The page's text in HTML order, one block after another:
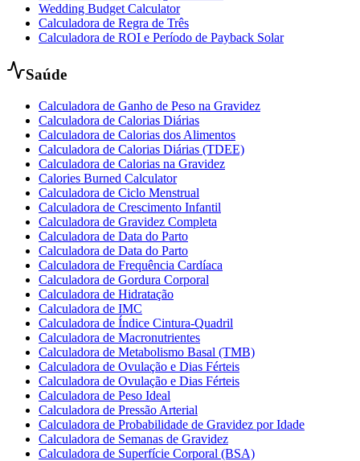
Wedding Budget Calculator
Calculadora de Regra de Três
Calculadora de ROI e Período de Payback Solar
Saúde
Calculadora de Ganho de Peso na Gravidez
Calculadora de Calorias Diárias
Calculadora de Calorias dos Alimentos
Calculadora de Calorias Diárias (TDEE)
Calculadora de Calorias na Gravidez
Calories Burned Calculator
Calculadora de Ciclo Menstrual
Calculadora de Crescimento Infantil
Calculadora de Gravidez Completa
Calculadora de Data do Parto
Calculadora de Data do Parto
Calculadora de Frequência Cardíaca
Calculadora de Gordura Corporal
Calculadora de Hidratação
Calculadora de IMC
Calculadora de Índice Cintura-Quadril
Calculadora de Macronutrientes
Calculadora de Metabolismo Basal (TMB)
Calculadora de Ovulação e Dias Férteis
Calculadora de Ovulação e Dias Férteis
Calculadora de Peso Ideal
Calculadora de Pressão Arterial
Calculadora de Probabilidade de Gravidez por Idade
Calculadora de Semanas de Gravidez
Calculadora de Superfície Corporal (BSA)